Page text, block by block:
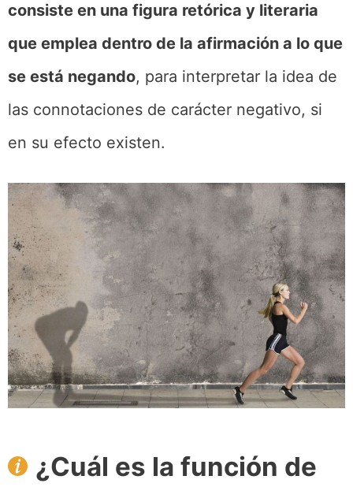
consiste en una figura retórica y literaria
que emplea dentro de la afirmación a lo que
se está negando, para interpretar la idea de
las connotaciones de carácter negativo, si
en su efecto existen.
¿Cuál es la función de